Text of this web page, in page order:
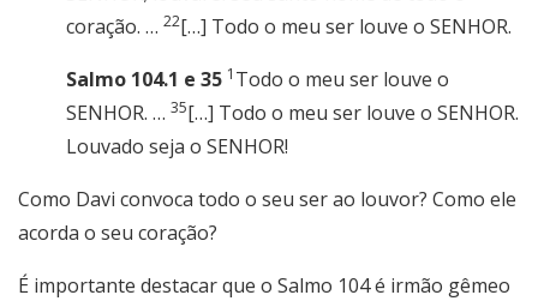
coração. … 22[…] Todo o meu ser louve o SENHOR.
Salmo 104.1 e 35 1 Todo o meu ser louve o
SENHOR. … 35[…] Todo o meu ser louve o SENHOR.
Louvado seja o SENHOR!
Como Davi convoca todo o seu ser ao louvor? Como ele
acorda o seu coração?
É importante destacar que o Salmo 104 é irmão gêmeo